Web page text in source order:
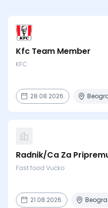
Kfc Team Member
KFC
28.08.2026.
Radnik/Ca Za
Fast food Vučko
21.08.2026.